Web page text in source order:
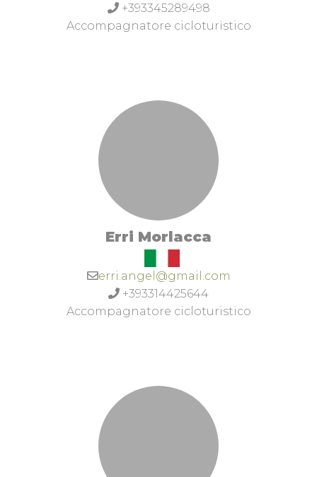
+393345289498
Accompagnatore cicloturistico
Erri Morlacca
erri.angel@gmail.com
+393314425644
Accompagnatore cicloturistico